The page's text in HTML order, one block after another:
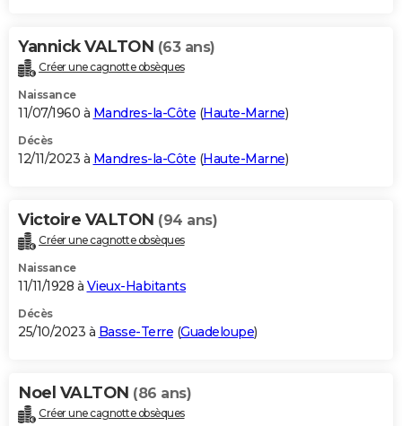
Yannick VALTON (63 ans)
Créer une cagnotte obsèques
Naissance
11/07/1960 à Mandres-la-Côte (Haute-Marne)
Décès
12/11/2023 à Mandres-la-Côte (Haute-Marne)
Victoire VALTON (94 ans)
Créer une cagnotte obsèques
Naissance
11/11/1928 à Vieux-Habitants
Décès
25/10/2023 à Basse-Terre (Guadeloupe)
Noel VALTON (86 ans)
Créer une cagnotte obsèques